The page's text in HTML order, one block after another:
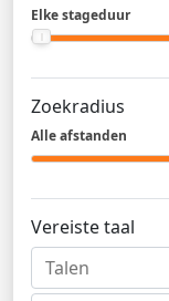
Elke stageduur
Zoekradius
Alle afstanden
Vereiste taal